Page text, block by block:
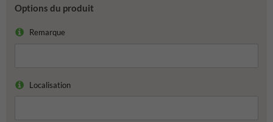
Options du produit
Remarque
Localisation